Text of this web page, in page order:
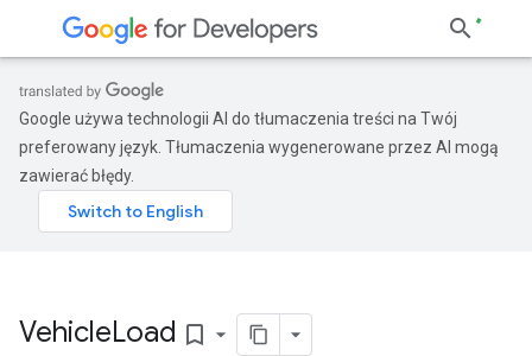
Google używa technologii AI do tłumaczenia treści na Twój
preferowany język. Tłumaczenia wygenerowane przez AI mogą
zawierać błędy.
VehicleLoad bookmark_border